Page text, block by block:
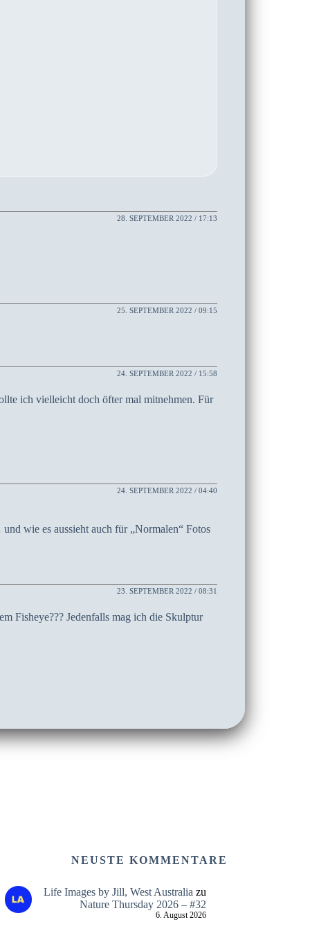
28. SEPTEMBER 2022 / 17:13
25. SEPTEMBER 2022 / 09:15
24. SEPTEMBER 2022 / 15:58
ich vielleicht doch öfter mal mitnehmen. Für
24. SEPTEMBER 2022 / 04:40
wie es aussieht auch für „Normalen“ Fotos
23. SEPTEMBER 2022 / 08:31
Fisheye??? Jedenfalls mag ich die Skulptur
NEUSTE KOMMENTARE
Life Images by Jill, West Australia zu
Nature Thursday 2026 – #32
6. August 2026